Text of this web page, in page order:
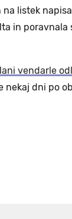
listek
in poravnala
vendarle
nekaj dni po